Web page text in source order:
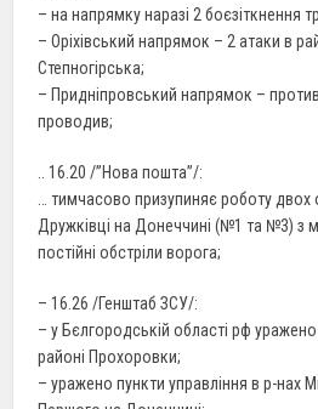
– на напрямку наразі 2 боєзіткнення
– Оріхівський напрямок – 2 атаки в
Степногірська;
– Придніпровський напрямок –
проводив;
.. 16.20 /”Нова пошта”/:
… тимчасово призупиняє роботу двох
Дружківці на Донеччині (№1 та №3) з
постійні обстріли ворога;
– 16.26 /Генштаб ЗСУ/:
– у Бєлгородській області рф
районі Прохоровки;
– уражено пункти управління в р-нах